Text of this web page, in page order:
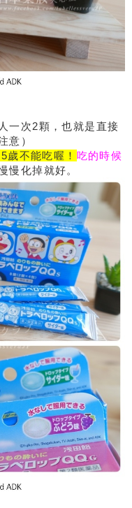
一次2顆，也就是直接
意）
歲不能吃喔！ 吃的時候
慢化掉就好。